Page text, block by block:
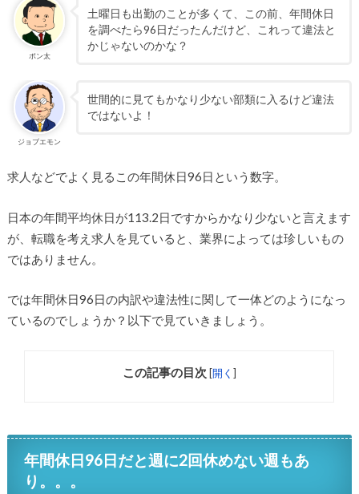
ポン太
土曜日も出勤のことが多くて、この前、年間休日
を調べたら96日だったんだけど、これって違法と
かじゃないのかな？
ジョブエモン
世間的に見てもかなり少ない部類に入るけど違法
ではないよ！
求人などでよく見るこの年間休日96日という数字。
日本の年間平均休日が113.2日ですからかなり少ないと言えます
が、転職を考え求人を見ていると、業界によっては珍しいもの
ではありません。
では年間休日96日の内訳や違法性に関して一体どのようになっ
ているのでしょうか？以下で見ていきましょう。
この記事の目次 [開く ]
年間休日96日だと週に2回休めない週もあ
り。。。